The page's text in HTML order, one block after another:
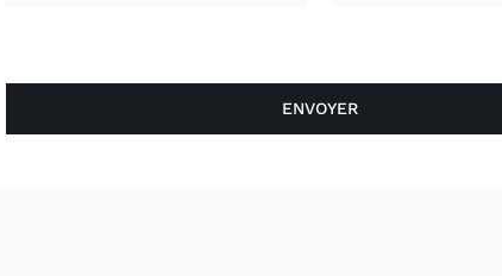
ENVOYER